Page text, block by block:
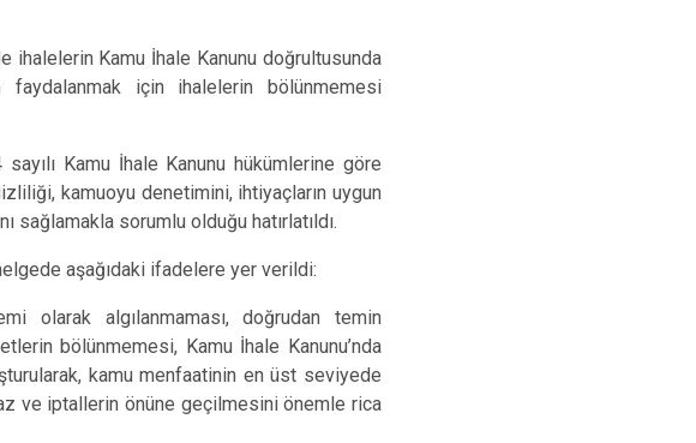
ihalelerin Kamu İhale Kanunu doğrultusunda
faydalanmak için ihalelerin bölünmemesi
Kamu İhale Kanunu hükümlerine göre
kamuoyu denetimini, ihtiyaçların uygun
sağlamakla sorumlu olduğu hatırlatıldı.
aşağıdaki ifadelere yer verildi:
olarak algılanmaması, doğrudan temin
bölünmemesi, Kamu İhale Kanunu’nda
kamu menfaatinin en üst seviyede
ve iptallerin önüne geçilmesini önemle rica